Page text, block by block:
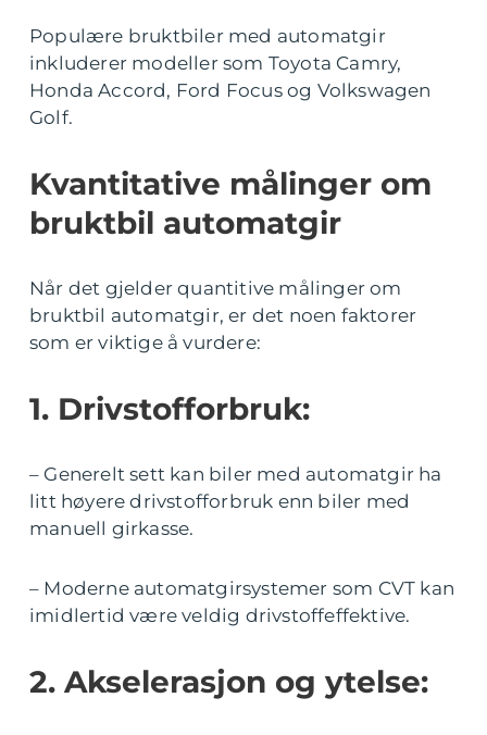
Populære bruktbiler med automatgir
inkluderer modeller som Toyota Camry,
Honda Accord, Ford Focus og Volkswagen
Golf.
Kvantitative målinger om
bruktbil automatgir
Når det gjelder quantitive målinger om
bruktbil automatgir, er det noen faktorer
som er viktige å vurdere:
1. Drivstofforbruk:
– Generelt sett kan biler med automatgir ha
litt høyere drivstofforbruk enn biler med
manuell girkasse.
– Moderne automatgirsystemer som CVT kan
imidlertid være veldig drivstoffeffektive.
2. Akselerasjon og ytelse: